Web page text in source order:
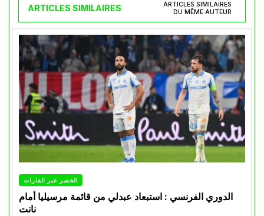
ARTICLES SIMILAIRES
ARTICLES SIMILAIRES
DU MÊME AUTEUR
الخضر عبر القارات
الدوري الفرنسي : استبعاد عبدلي من قائمة مرسيليا أمام
نانت